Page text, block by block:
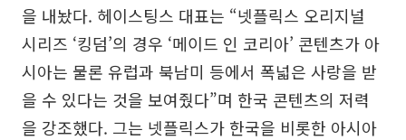
을 내놨다. 헤이스팅스 대표는 “넷플릭스 오리지널
시리즈 ‘킹덤’의 경우 ‘메이드 인 코리아’ 콘텐츠가 아
시아는 물론 유럽과 북남미 등에서 폭넓은 사랑을 받
을 수 있다는 것을 보여줬다”며 한국 콘텐츠의 저력
을 강조했다. 그는 넷플릭스가 한국을 비롯한 아시아